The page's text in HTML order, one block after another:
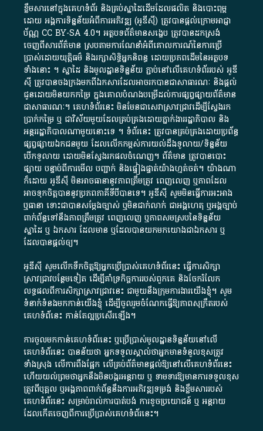
ខ្លឹមសារ​នៅ​ក្នុង​គេហទំព័រ និង​គ្រប់​ស្នា​ដៃ​ដើម​ដែល​ផលិត​ និង​បោះពុម្ព​
ដោយ​ អង្គការ​ទិន្នន័យ​អំពី​ការអភិវឌ្ឍ​​ (អូ​ឌី​ស៊ី)​ ត្រូវ​បាន​ផ្តល់​ក្រោម​អាជ្ញា
ប័ណ្ណ​CC BY-SA 4.0។​ អត្ថបទ​ព័ត៌មាន​សង្ខេប​ ត្រូវ​បាន​ដកស្រង់​
ចេញពី​សារព័ត៌មាន ស្របតាមការ​ណែនាំ​អំពី​គោលការណ៍​នៃ​ការ​ប្រើ
ប្រាស់​ដោយ​យុត្តិធម៌​ និង​រក្សាសិទ្ធិអ្នកនិពន្ធ ដោយ​ប្រភពដើម​នៃ​​អត្ថបទ
ទាំង​នោះ​ ។​ ស្នាដៃ​ និង​មូលដ្ឋាន​ទិន្នន័យ ​ភ្ជាប់​នៅ​លើ​គេហទំព័រ​របស់​ អូ​ឌី​
ស៊ី​ ត្រូវ​បាន​ចងក្រង​មក​ពី​ឯកសារ​ដែល​អាច​រក​បានជា​សាធារណៈ​ និង​ផ្តល់​
ជូន​ដោយ​មិន​យក​កម្រៃ​ ក្នុង​គោលបំណង​បម្រើ​ដល់ការ​ផ្សព្វផ្សាយ​ព័ត៌មាន​
ជា​សាធារណៈ​។​ គេហទំព័រ​នេះ​ មិនមែន​ជា​សេវា​ស្រាវជ្រាវ​ដើម្បី​ស្វែងរក
ប្រាក់​កម្រៃ​ ឬ​ ជា​វិស័យ​មួយ​ដែល​គ្រប់គ្រង​ដោយ​ភ្នាក់ងារ​រដ្ឋាភិបាល​ និង ​
អន្តររដ្ឋាភិបាល​ណាមួយ​នោះ​ទេ ​។​ ទំព័រ​នេះ​ ត្រូវ​បាន​គ្រប់គ្រង​ដោយ​ប្រព័ន្ធ​
ផ្សព្វផ្សាយ​ឯកជន​មួយ​ ដែល​លើកកម្ពស់​ការ​យល់​ដឹង​ទូលាយ​/​ទិន្នន័យ​
បើក​ទូលាយ​ ដោយ​មិនស្វែង​រក​ផល​ចំណេញ​។​ ព័ត៌មាន​ ត្រូវ​បាន​បោះ
ផ្សាយ​ បន្ទាប់​ពី​ការ​មើល​ បញ្ជាក់​ និង​ផ្ទៀងផ្ទាត់​យ៉ាង​ហ្មត់ចត់​។​ យ៉ាងណា​
ក៏​ដោយ​ អូ​ឌី​ស៊ី​ មិន​អាច​ធានា​នូវ​ភាព​ត្រឹមត្រូវ​ ពេញលេញ​ ឬ​ភាព​ដែល​
អាច​ទុកចិត្ត​បាននូវ​ប្រភព​ភាគី​ទី​បី​បាន​ទេ​។​ អូ​ឌី​ស៊ី​ សូម​មិន​ធ្វើការ​អះអាង​
ឬ​ធានា​ ទោះជា​បាន​សម្តែង​ច្បាស់​ ឬ​មិន​ជាក់លាក់​ ជា​អង្គហេតុ​ ឬ​អង្គច្បាប់​
ពាក់ព័ន្ធ​ទៅ​នឹង​ភាព​ត្រឹមត្រូវ​ ពេញលេញ​ ឬ​ភាព​សម​ស្រប​នៃ​ទិន្នន័យ​
ស្នាដៃ​ ឬ​ ឯកសារ​ ដែល​មាន​ ឬ​ដែល​បាន​យក​មក​យោង​ជា​ឯកសារ​ ឬ​
ដែល​បាន​ផ្តល់​ឲ្យ​។
អូឌីស៊ី សូមលើកទឹកចិត្តឱ្យអ្នកប្រើប្រាស់គេហទំព័រនេះ ធ្វើការសិក្សា
ស្រាវជ្រាវបន្ថែមទៀត ដើម្បីគាំទ្រកិច្ចការ​របស់ពួកគេ និងចែករំលែក
លទ្ធផលពីការសិក្សាស្រាវជ្រាវនេះ ជាមួយនឹងក្រុមការងារយើងខ្ញុំ។ សូម
ទំនាក់ទំនងមកកាន់យើងខ្ញុំ ដើម្បីចូលរួមចំណែកធ្វើឱ្យភាពសុក្រឹតរបស់
គេហទំព័នេះ កាន់តែល្អប្រសើរឡើង។
ការចូលមកកាន់គេហទំព័រនេះ ឬប្រើប្រាស់មូលដ្ឋានទិន្នន័យនៅលើ
គេហទំព័រនេះ បានន័យថា អ្នកទទួលស្គាល់ថាអ្នកមានទំនួលខុសត្រូវ
ទាំងស្រុង លើការពឹងផ្អែក លើគ្រប់ព័ត៌មានផ្តល់ឱ្យនៅលើគេហទំព័រនេះ
ហើយយល់ព្រមថាអ្នកនឹងមិនបង្ករអន្តរាយ ឬ ទាមទារ​ឱ្យមានការទទួលខុស​
ត្រូវពីបុគ្គល ឬអង្គភាពពាក់ព័ន្ធនឹងការអភិវឌ្ឍទម្រង់ និងខ្លឹមសាររបស់
គេហទំព័រនេះ សម្រាប់រាល់ការបាត់បង់ ការខូចប្រយោជន៍ ឬ អន្តរាយ
ដែលកើតចេញពីការប្រើប្រាស់គេហទំព័រនេះ។